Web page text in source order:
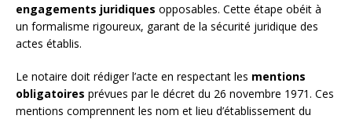
engagements juridiques opposables. Cette étape obéit à
un formalisme rigoureux, garant de la sécurité juridique des
actes établis.
Le notaire doit rédiger l’acte en respectant les mentions
obligatoires prévues par le décret du 26 novembre 1971. Ces
mentions comprennent les nom et lieu d’établissement du